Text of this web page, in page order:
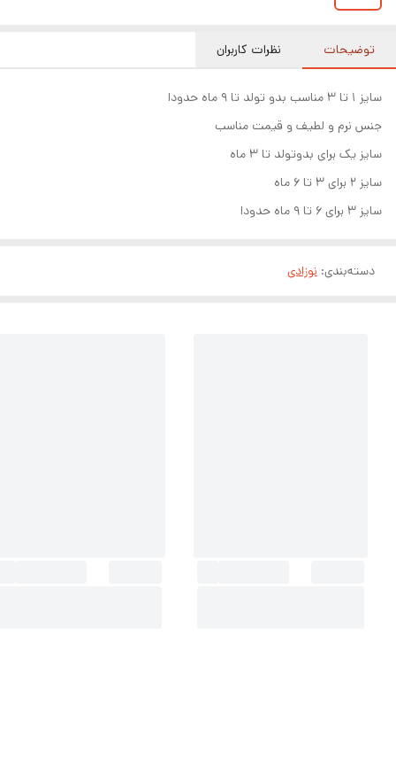
توضیحات نظرات کاربران
سایز ۱ تا ۳ مناسب بدو تولد تا ۹ ماه حدودا
جنس نرم و لطیف و قیمت مناسب
سایز یک برای بدوتولد تا ۳ ماه
سایز ۲ برای ۳ تا ۶ ماه
سایز ۳ برای ۶ تا ۹ ماه حدودا
دسته‌بندی: نوزادی